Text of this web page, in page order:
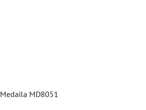
Medaila MD8051